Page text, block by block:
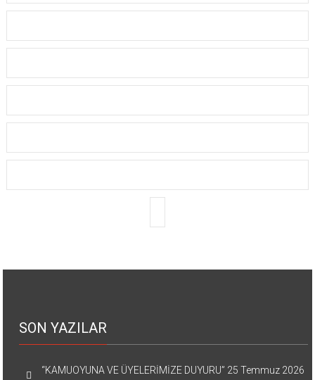
SON YAZILAR
“KAMUOYUNA VE ÜYELERİMİZE DUYURU” 25 Temmuz 2026